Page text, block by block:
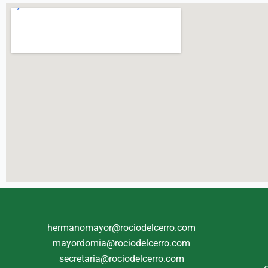
hermanomayor@rociodelcerro.com
mayordomia@rociodelcerro.com
secretaria@rociodelcerro.com